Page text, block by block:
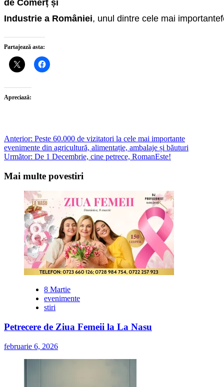
de Comerț și
Industrie a României, unul dintre cele mai importante
Partajează asta:
Apreciază:
Post
navigation
Anterior: Peste 60.000 de vizitatori la cele mai importante
evenimente din agricultură, alimentație, ambalaje și băuturi
Următor: De 1 Decembrie, cine petrece, RomanEste!
Mai multe povestiri
8 Martie
evenimente
stiri
Petrecere de Ziua Femeii la La Nasu
februarie 6, 2026